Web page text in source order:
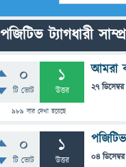
পজিটিভ ট্যাগধারী
0
টি ভোট
1
উত্তর
989 বার দেখা হয়েছে
আমরা
27
0
টি ভোট
1
উত্তর 04